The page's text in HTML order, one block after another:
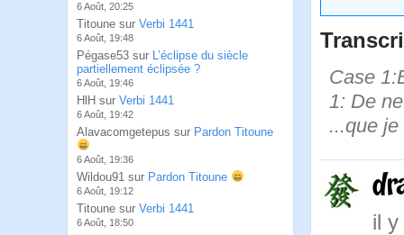
6 Août, 20:25
Titoune sur Verbi 1441
6 Août, 19:48
Pégase53 sur L’éclipse du siècle
partiellement éclipsée ?
6 Août, 19:46
HlH sur Verbi 1441
6 Août, 19:42
Alavacomgetepus sur Pardon Titoune
6 Août, 19:36
Wildou91 sur Pardon Titoune
6 Août, 19:12
Titoune sur Verbi 1441
6 Août, 18:50
Case
1: De
...que
il y